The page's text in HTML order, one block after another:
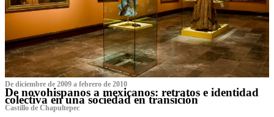
De diciembre de 2009 a febrero de 2010
De novohispanos a mexicanos: retratos e identidad
colectiva en una sociedad en transición
Castillo de Chapultepec